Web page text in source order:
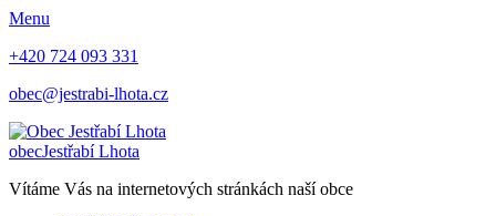
Menu
+420 724 093 331
obec@jestrabi-lhota.cz
obecJestřabí Lhota
Vítáme Vás na internetových stránkách naší obce